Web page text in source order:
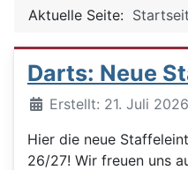
Aktuelle Seite:
Darts: Neue
DetailsErstellt: 21. Juli 2026
Hier die neue
26/27! Wir freuen uns